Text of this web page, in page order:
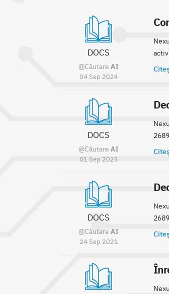
DOCS
@Căutare AI
04 Sep 2024
DOCS
@Căutare AI
01 Sep 2023
DOCS
@Căutare AI
24 Sep 2021